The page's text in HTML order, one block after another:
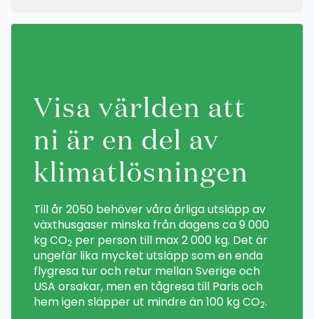
Visa världen att
ni är en del av
klimatlösningen
Till år 2050 behöver våra årliga utsläpp av
växthusgaser minska från dagens ca 9 000
kg CO2 per person till max 2 000 kg. Det är
ungefär lika mycket utsläpp som en enda
flygresa tur och retur mellan Sverige och
USA orsakar, men en tågresa till Paris och
hem igen släpper ut mindre än 100 kg CO2.